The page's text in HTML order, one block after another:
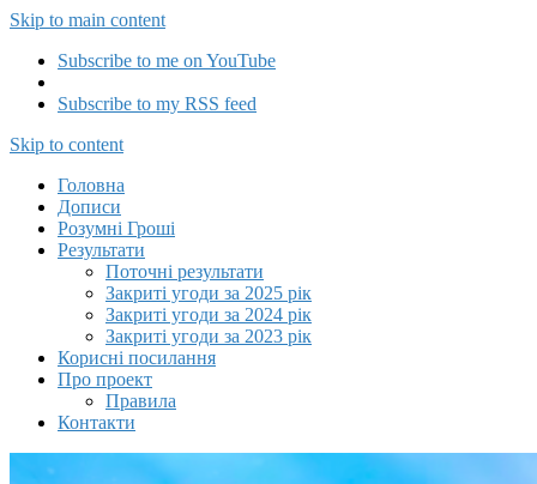
Skip to main content
Subscribe to me on YouTube
Subscribe to my RSS feed
Capitalizator UA
Skip to content
Головна
Дописи
Розумні Гроші
Результати
Поточні результати
Закриті угоди за 2025 рік
Закриті угоди за 2024 рік
Закриті угоди за 2023 рік
Корисні посилання
Про проект
Правила
Контакти